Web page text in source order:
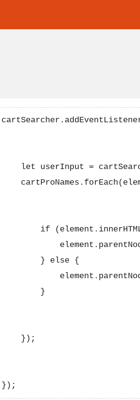
let userInput =
if
} else {
}
});